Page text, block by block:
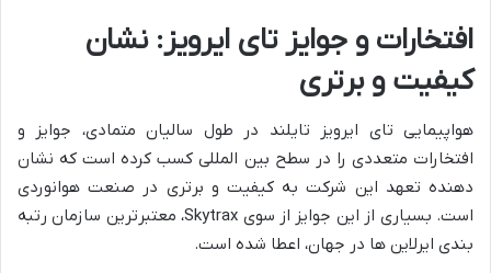
افتخارات و جوایز تای ایرویز: نشان
کیفیت و برتری
هواپیمایی تای ایرویز تایلند در طول سالیان متمادی، جوایز و
افتخارات متعددی را در سطح بین المللی کسب کرده است که نشان
دهنده تعهد این شرکت به کیفیت و برتری در صنعت هوانوردی
است. بسیاری از این جوایز از سوی Skytrax، معتبرترین سازمان رتبه
بندی ایرلاین ها در جهان، اعطا شده است.